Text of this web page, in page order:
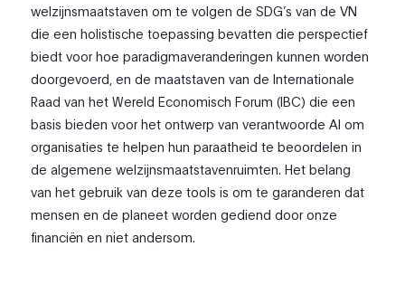
welzijnsmaatstaven om te volgen de SDG’s van de VN
die een holistische toepassing bevatten die perspectief
biedt voor hoe paradigmaveranderingen kunnen worden
doorgevoerd, en de maatstaven van de Internationale
Raad van het Wereld Economisch Forum (IBC) die een
basis bieden voor het ontwerp van verantwoorde AI om
organisaties te helpen hun paraatheid te beoordelen in
de algemene welzijnsmaatstavenruimten. Het belang
van het gebruik van deze tools is om te garanderen dat
mensen en de planeet worden gediend door onze
financiën en niet andersom.